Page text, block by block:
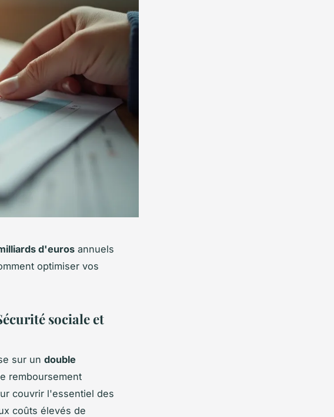
d'euros annuels
optimiser vos
sociale et
sur un double
remboursement
couvrir l'essentiel des
coûts élevés de